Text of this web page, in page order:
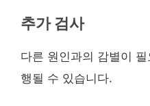
추가 검사
다른 원인과의 감별이
행될 수 있습니다.